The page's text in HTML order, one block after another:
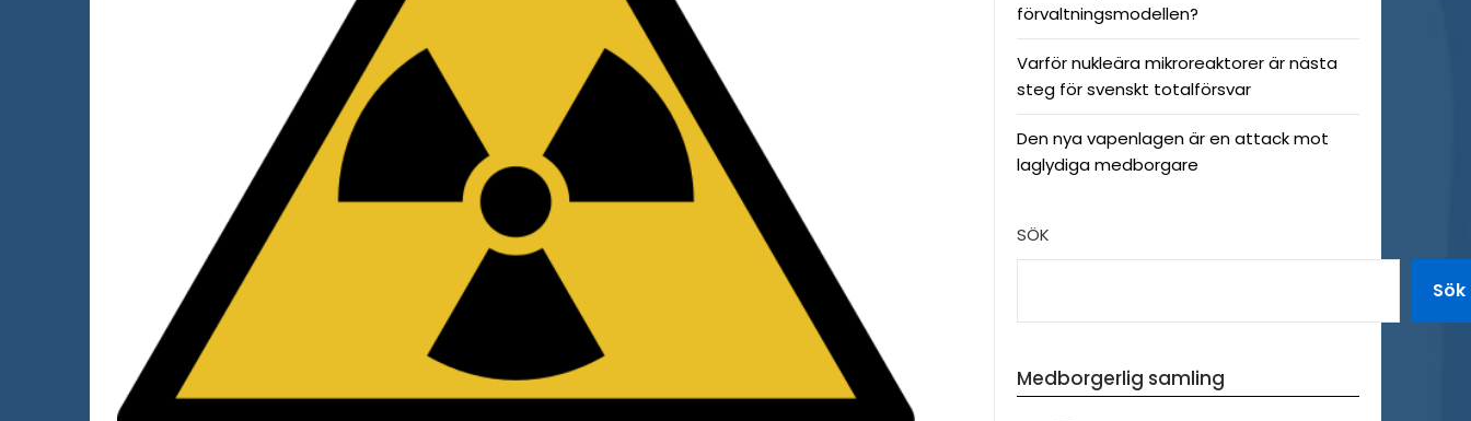
förvaltningsmodellen?
Varför nukleära mikroreaktorer är nästa
steg för svenskt totalförsvar
Den nya vapenlagen är en attack mot
laglydiga medborgare
SÖK
Sök
Medborgerlig samling